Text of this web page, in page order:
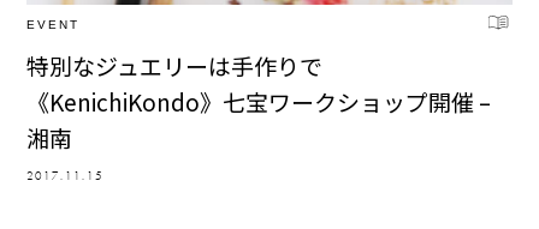
EVENT
特別なジュエリーは手作りで
《KenichiKondo》七宝ワークショップ開催 –
湘南
2017.11.15